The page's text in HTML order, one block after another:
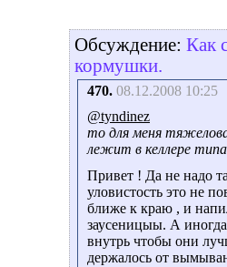
Обсуждение: Как
кормушки.
470. 08.12.2008 10:25
@tyndinez
то для меня
лежит в келлере
Привет ! Да не надо
уловистость это не
ближе к краю , и
заусеницыы. А
внутрь чтобы они
держалось от